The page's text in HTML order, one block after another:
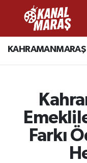
KAHRAMANMARAŞ
Farkı
CANLI YAYIN
SPOR
SİYASET
Süper Lig